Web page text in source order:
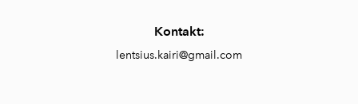
Kontakt:
lentsius.kairi@gmail.com